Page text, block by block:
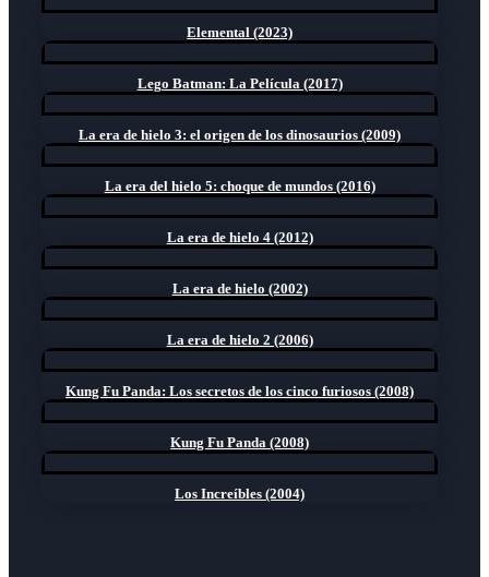
Elemental (2023)
Lego Batman: La Película (2017)
La era de hielo 3: el origen de los dinosaurios (2009)
La era del hielo 5: choque de mundos (2016)
La era de hielo 4 (2012)
La era de hielo (2002)
La era de hielo 2 (2006)
Kung Fu Panda: Los secretos de los cinco furiosos (2008)
Kung Fu Panda (2008)
Los Increíbles (2004)